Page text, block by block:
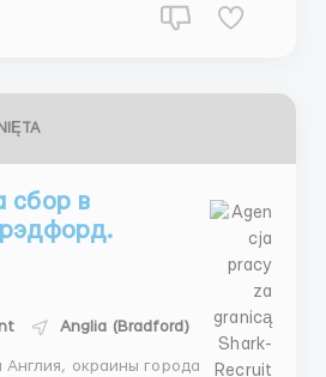
сбор в
Anglia (Bradford)